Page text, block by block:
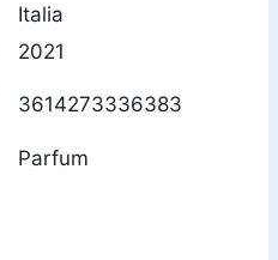
Italia
2021
3614273336383
Parfum